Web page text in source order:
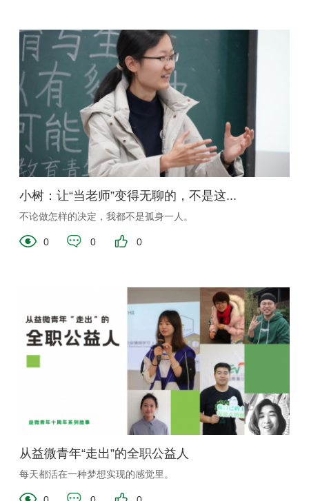
小树：让“当老师”变得无聊的，不是这...
不论做怎样的决定，我都不是孤身一人。
0 0 0
从益微青年“走出”的全职公益人
每天都活在一种梦想实现的感觉里。